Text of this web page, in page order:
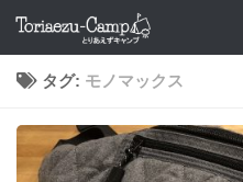
コンテンツへスキップ
タグ: モノマックス